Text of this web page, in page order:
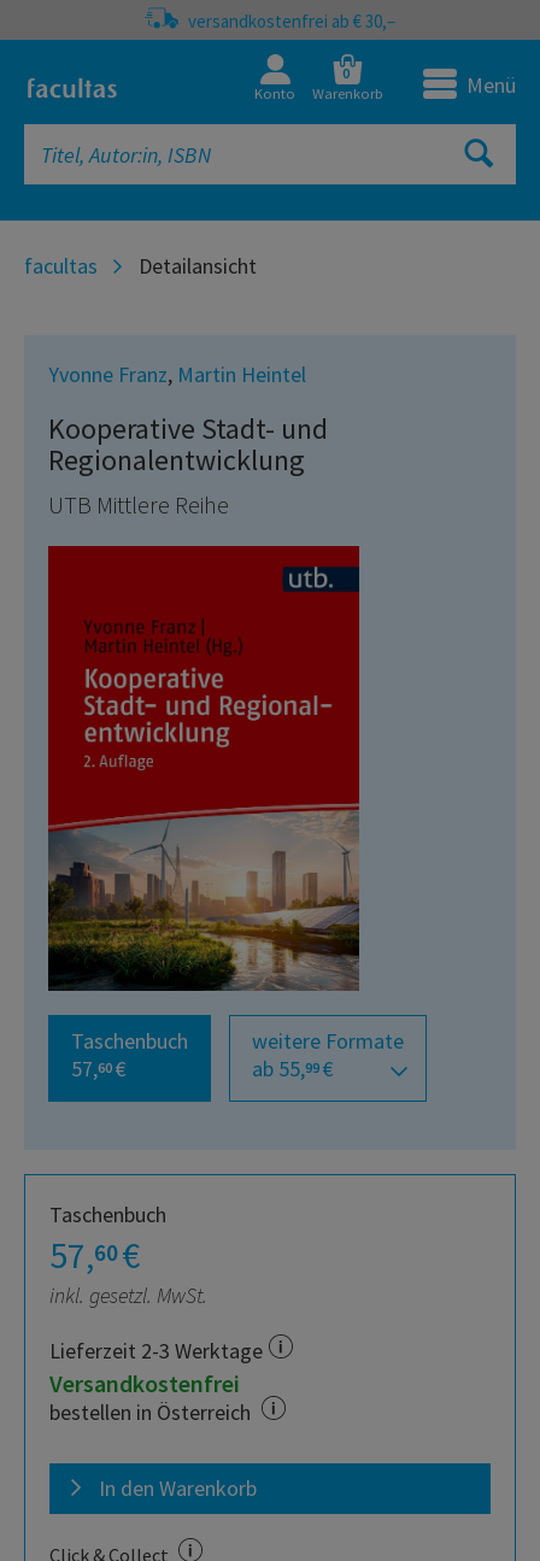
versandkostenfrei ab € 30,–
Konto
0
Warenkorb Menü
facultas Detailansicht
Yvonne Franz, Martin Heintel
Kooperative Stadt- und
Regionalentwicklung
UTB Mittlere Reihe
Taschenbuch
57,60 €
weitere Formate
ab 55,99 €
Taschenbuch
57,60€
inkl. gesetzl. MwSt.
Lieferzeit 2-3 Werktage
Versandkostenfrei
bestellen in Österreich
In den Warenkorb
Click & Collect